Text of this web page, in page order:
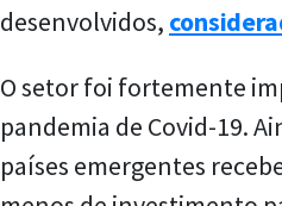
desenvolvidos,
O setor foi fortemente
pandemia de Covid-19.
países emergentes